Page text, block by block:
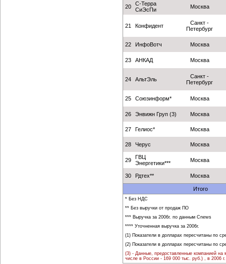
20
С-Терра
СиЭсПи
Москва
21 Конфидент
Санкт -
Петербург
22 ИнфоВотч Москва
23 АНКАД Москва
24 АльтЭль
Санкт -
Петербург
25 Союзинформ* Москва
26 Энвижн Груп (3) Москва
27 Гелиос* Москва
28 Черус Москва
29
ГВЦ
Энергетики***
Москва
30 Рдтех** Москва
Итого
* Без НДС
** Без выручки от продаж ПО
*** Выручка за 2006г. по данным Cnews
**** Уточненная выручка за 2006г.
(1) Показатели в долларах пересчитаны по
(2) Показатели в долларах пересчитаны по
(3) - Данные, предоставленные компанией на
числе в России - 169 000 тыс. руб.) , в 2006